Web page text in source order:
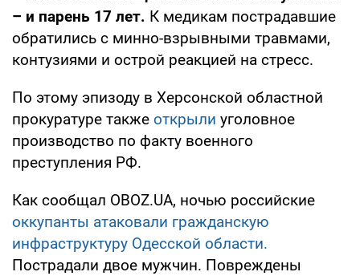
– и парень 17 лет. К медикам пострадавшие
обратились с минно-взрывными травмами,
контузиями и острой реакцией на стресс.
По этому эпизоду в Херсонской областной
прокуратуре также открыли уголовное
производство по факту военного
преступления РФ.
Как сообщал OBOZ.UA, ночью российские
оккупанты атаковали гражданскую
инфраструктуру Одесской области.
Пострадали двое мужчин. Повреждены